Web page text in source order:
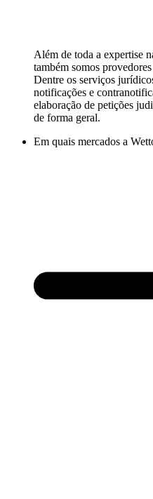
Além de toda a expertise
também somos
Dentre os serviços
notificações e
elaboração de petições
de forma geral.
Em quais mercados a